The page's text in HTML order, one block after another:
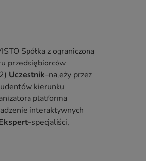
Spółka z ograniczoną
przedsiębiorców
Uczestnik–należy przez
kierunku
platforma
interaktywnych
Ekspert–specjaliści,